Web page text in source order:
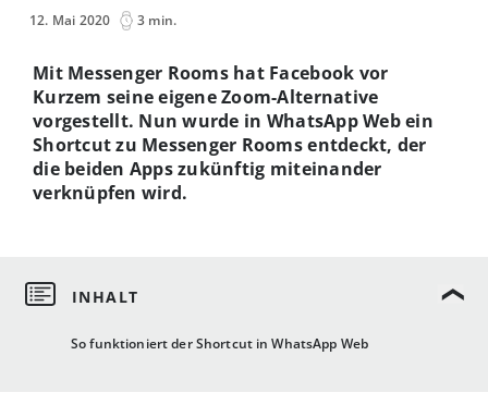
12. Mai 2020 3 min.
So funktioniert der Shortcut in WhatsApp Web
Mit Messenger Rooms hat Facebook vor
Kurzem seine eigene Zoom-Alternative
vorgestellt. Nun wurde in WhatsApp Web ein
Shortcut zu Messenger Rooms entdeckt, der
die beiden Apps zukünftig miteinander
verknüpfen wird.